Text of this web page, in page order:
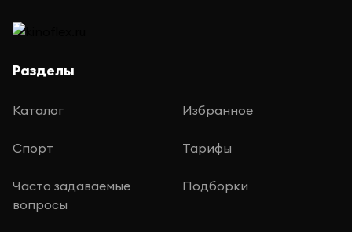
Разделы
Каталог Избранное
Спорт Тарифы
Часто задаваемые
вопросы
Подборки